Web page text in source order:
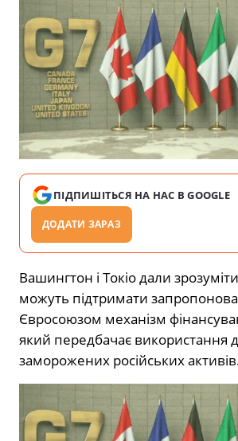
ПІДПИШІТЬСЯ НА НАС В GOOGLE
ДОДАТИ ЗАРАЗ
Вашингтон і Токіо дали
можуть підтримати
Євросоюзом механізм
який передбачає використання
заморожених російських